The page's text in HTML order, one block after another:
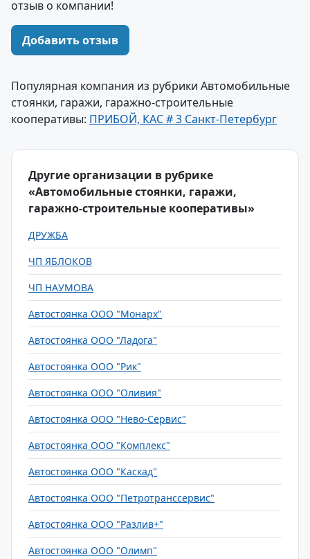
отзыв о компании!
Добавить отзыв
Популярная компания из рубрики Автомобильные
стоянки, гаражи, гаражно-строительные
кооперативы: ПРИБОЙ, КАС # 3 Санкт-Петербург
Другие организации в рубрике
«Автомобильные стоянки, гаражи,
гаражно-строительные кооперативы»
ДРУЖБА
ЧП ЯБЛОКОВ
ЧП НАУМОВА
Автостоянка ООО "Монарх"
Автостоянка ООО "Ладога"
Автостоянка ООО "Рик"
Автостоянка ООО "Оливия"
Автостоянка ООО "Нево-Сервис"
Автостоянка ООО "Комплекс"
Автостоянка ООО "Каскад"
Автостоянка ООО "Петротранссервис"
Автостоянка ООО "Разлив+"
Автостоянка ООО "Олимп"